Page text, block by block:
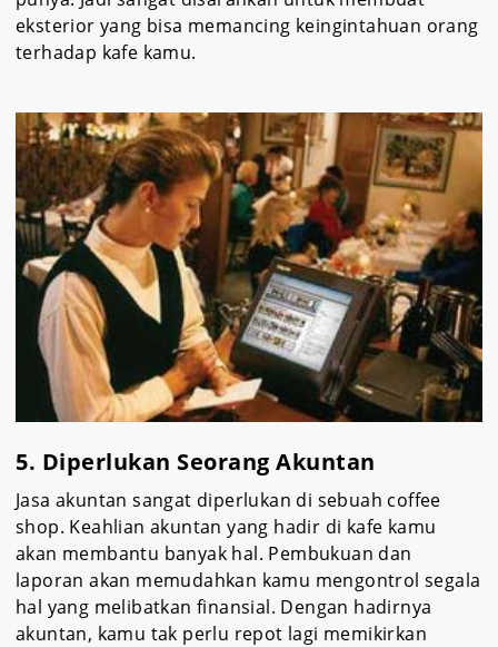
eksterior yang bisa memancing keingintahuan orang
terhadap kafe kamu.
5. Diperlukan Seorang Akuntan
Jasa akuntan sangat diperlukan di sebuah coffee
shop. Keahlian akuntan yang hadir di kafe kamu
akan membantu banyak hal. Pembukuan dan
laporan akan memudahkan kamu mengontrol segala
hal yang melibatkan finansial. Dengan hadirnya
akuntan, kamu tak perlu repot lagi memikirkan